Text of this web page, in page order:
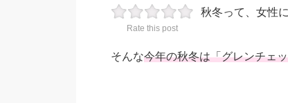
Rate this post
秋冬って、女性
そんな今年の秋冬は「グレンチェ